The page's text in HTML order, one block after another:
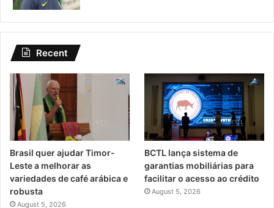
Recent
Brasil quer ajudar Timor-
Leste a melhorar as
variedades de café arábica e
robusta
August 5, 2026
BCTL lança sistema de
garantias mobiliárias para
facilitar o acesso ao crédito
August 5, 2026